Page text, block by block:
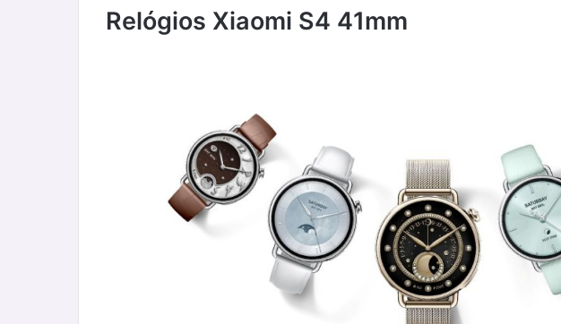
Relógios Xiaomi S4 41mm